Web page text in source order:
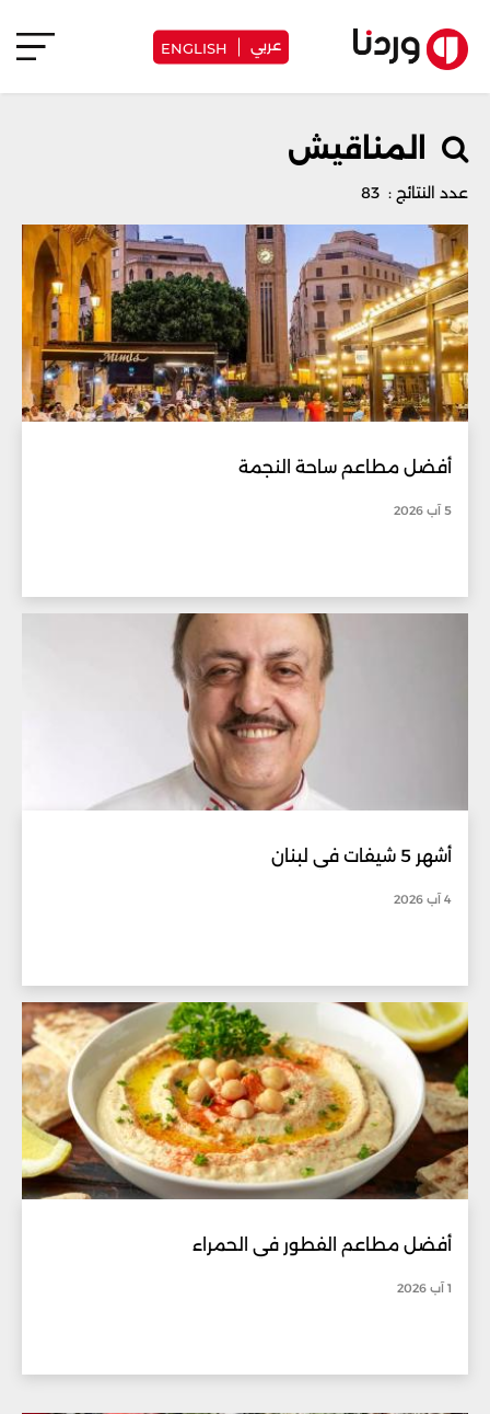
عربي ENGLISH
المناقيش
عدد النتائج : 83
أفضل مطاعم ساحة النجمة
5 آب 2026
أشهر 5 شيفات في لبنان
4 آب 2026
أفضل مطاعم الفطور في الحمراء
1 آب 2026